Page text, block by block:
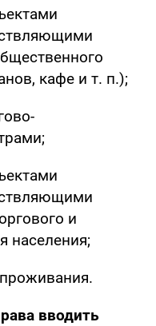
кафе и т. п.);
и
населения;
вводить